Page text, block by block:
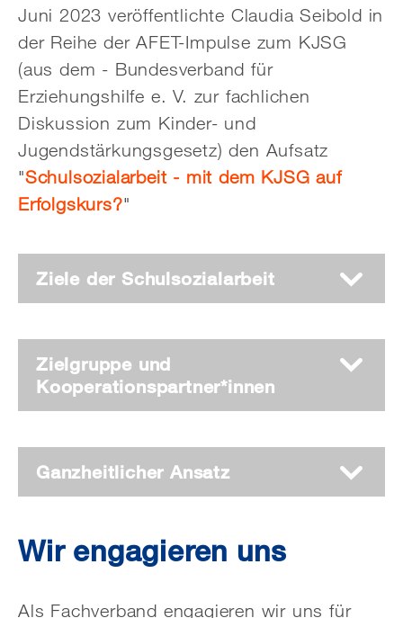
Juni 2023 veröffentlichte Claudia Seibold in
der Reihe der AFET-Impulse zum KJSG
(aus dem - Bundesverband für
Erziehungshilfe e. V. zur fachlichen
Diskussion zum Kinder- und
Jugendstärkungsgesetz) den Aufsatz
"Schulsozialarbeit - mit dem KJSG auf
Erfolgskurs?"
Ziele der Schulsozialarbeit
Zielgruppe und
Kooperationspartner*innen
Ganzheitlicher Ansatz
Wir engagieren uns
Als Fachverband engagieren wir uns für